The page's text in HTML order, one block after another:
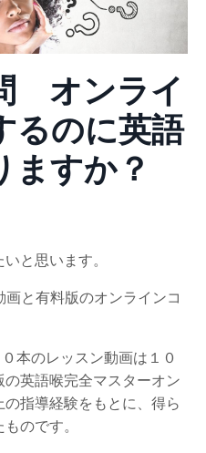
オンライ
るのに英語
ますか？
と思います。
と有料版のオンラインコ
本のレッスン動画は１０
英語喉完全マスターオン
指導経験をもとに、得ら
のです。